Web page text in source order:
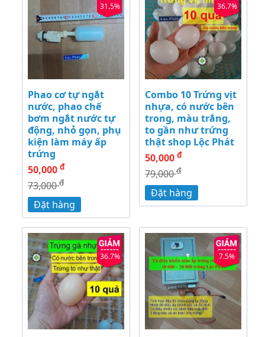
31.5%
Phao cơ tự ngắt
nước, phao chế
bơm ngắt nước tự
động, nhỏ gọn, phụ
kiện làm máy ấp
trứng
50,000 đ
73,000đ
Đặt hàng
36.7%
Combo 10 Trứng vịt
nhựa, có nước bên
trong, màu trắng,
to gần như trứng
thật shop Lộc Phát
50,000 đ
79,000đ
Đặt hàng
36.7% 7.5%